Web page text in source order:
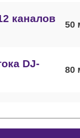
каналов
50
DJ-
80